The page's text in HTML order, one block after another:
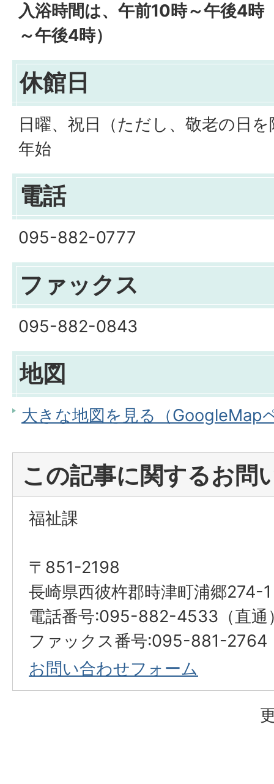
入浴時間は、午前10時～午後4時
～午後4時）
休館日
日曜、祝日（ただし、敬老の日
年始
電話
095-882-0777
ファックス
095-882-0843
地図
大きな地図を見る（GoogleMap
この記事に関するお問
福祉課
〒851-2198
長崎県西彼杵郡時津町浦郷274-1
電話番号:095-882-4533（直通
ファックス番号:095-881-2764
お問い合わせフォーム